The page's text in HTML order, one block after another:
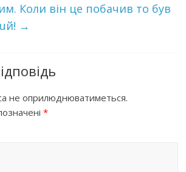
Коли він це побачив то був
→
не оприлюднюватиметься.
*